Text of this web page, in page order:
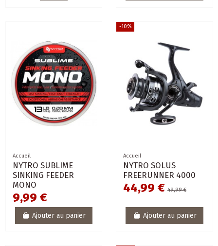
Accueil
NYTRO SUBLIME
SINKING FEEDER
MONO
9,99 €
Ajouter au panier
-10%
Accueil
NYTRO SOLUS
FREERUNNER 4000
44,99 € 49,99 €
Ajouter au panier